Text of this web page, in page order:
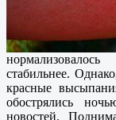
стабильнее.
красные
обострялись
новостей.